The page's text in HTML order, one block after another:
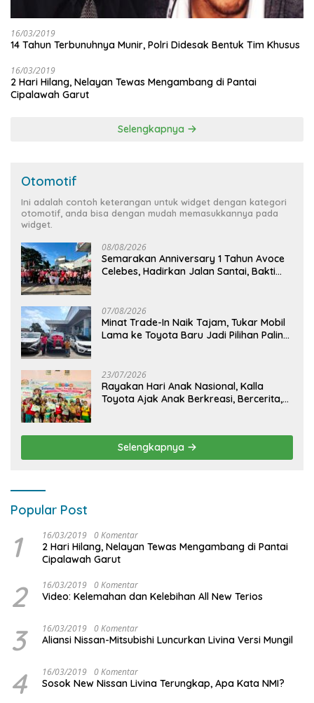
16/03/2019
14 Tahun Terbunuhnya Munir, Polri Didesak Bentuk Tim Khusus
16/03/2019
2 Hari Hilang, Nelayan Tewas Mengambang di Pantai
Cipalawah Garut
Selengkapnya
Otomotif
Ini adalah contoh keterangan untuk widget dengan kategori
otomotif, anda bisa dengan mudah memasukkannya pada
widget.
08/08/2026
Semarakan Anniversary 1 Tahun Avoce
Celebes, Hadirkan Jalan Santai, Bakti
07/08/2026
Minat Trade-In Naik Tajam, Tukar Mobil
Lama ke Toyota Baru Jadi Pilihan Paling
23/07/2026
Rayakan Hari Anak Nasional, Kalla
Toyota Ajak Anak Berkreasi, Bercerita,
Selengkapnya
Popular Post
1 16/03/2019 0 Komentar
2 Hari Hilang, Nelayan Tewas Mengambang di Pantai
Cipalawah Garut
2 16/03/2019 0 Komentar
Video: Kelemahan dan Kelebihan All New Terios
3 16/03/2019 0 Komentar
Aliansi Nissan-Mitsubishi Luncurkan Livina Versi Mungil
4 16/03/2019 0 Komentar
Sosok New Nissan Livina Terungkap, Apa Kata NMI?